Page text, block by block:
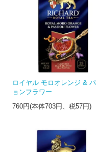
ロイヤル モロオレンジ &
ョンフラワー
760円(本体703円、税57円)